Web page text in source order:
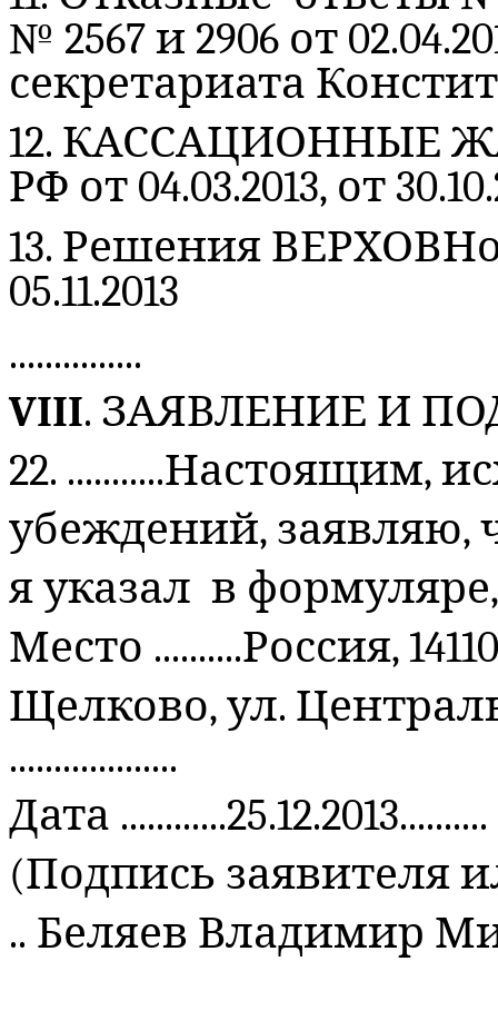
№ 2567 и 2906 от
секретариата
12. КАССАЦИОННЫЕ
РФ от 04.03.2013, от
13. Решения
05.11.2013
...............
VIII. ЗАЯВЛЕНИЕ И
22. ...........Настоящим,
убеждений, заявляю,
я указал в
Место ..........Россия,
Щелково, ул.
...................
Дата ............25.12.2013..........
(Подпись заявителя
.. Беляев Владимир